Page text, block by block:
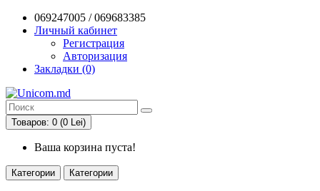
069247005 / 069683385
Личный кабинет
Регистрация
Авторизация
Закладки (0)
Товаров: 0 (0 Lei)
Ваша корзина пуста!
Категории Категории